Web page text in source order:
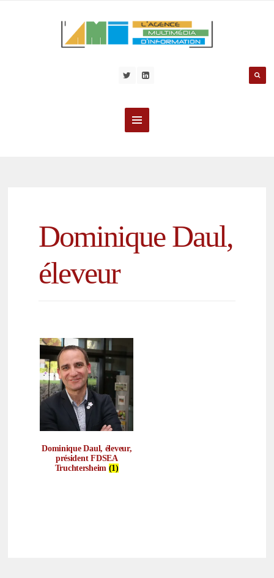
Dominique Daul,
éleveur
Dominique Daul, éleveur,
président FDSEA
Truchtersheim (1)